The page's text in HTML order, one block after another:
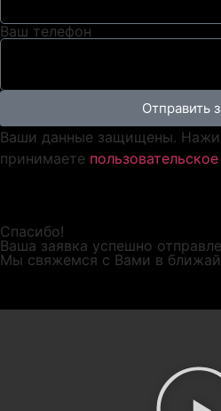
Ваш телефон
Отправить
Ваши данные защищены.
принимаете
Спасибо!
Ваша заявка успешно
Мы свяжемся с Вами в